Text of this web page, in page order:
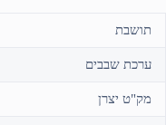
תושבת
ערכת שבבים
מק"ט יצרן